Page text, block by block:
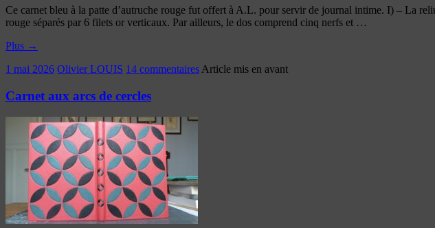
Ce carnet bleu à la patte d’autruche rouge fut offert à A.L. pour servir de journal intime. I) – La
rouge séparés par 6 filets or verticaux. Par ailleurs, le dos comprend cinq nerfs et …
Plus →
1 mai 2026 Olivier LOUIS 14 commentaires Article mis en avant
Carnet aux arcs de cercles